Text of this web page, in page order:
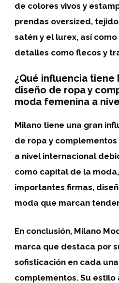
de colores vivos y
prendas oversized,
satén y el lurex, así
detalles como flecos y
¿Qué influencia tiene
diseño de ropa y
moda femenina a
Milano tiene una gran
de ropa y
a nivel internacional
como capital de la moda
importantes firmas,
moda que marcan
En conclusión, Milano
marca que destaca por
sofisticación en cada
complementos. Su